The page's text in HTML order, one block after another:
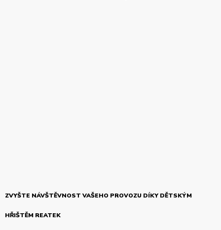
ZVYŠTE NÁVŠTĚVNOST VAŠEHO PROVOZU DÍKY DĚTSKÝM
HŘIŠTĚM REATEK